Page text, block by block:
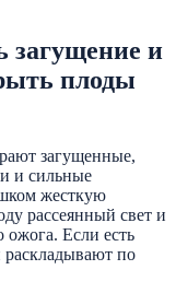
загущение и
плоды
загущенные,
и сильные
жесткую
рассеянный свет и
ожога. Если есть
раскладывают по